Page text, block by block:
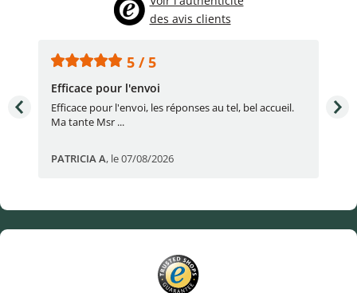
des avis clients
5 / 5
Efficace pour l'envoi
Efficace pour l'envoi, les réponses au tel, bel accueil.
Ma tante Msr ...
PATRICIA A, le 07/08/2026